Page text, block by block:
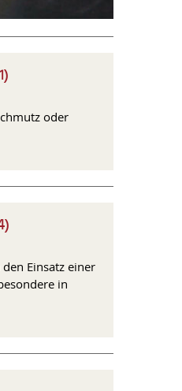
oder
Einsatz einer
in